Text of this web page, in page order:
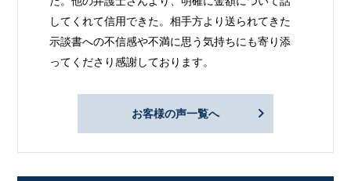
してくれて信用できた。相手方より送られてきた
示談書への不信感や不満に思う気持ちにも寄り添
ってくださり感謝しております。
お客様の声一覧へ